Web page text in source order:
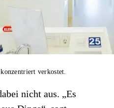
verkostet.
nicht aus. „Es